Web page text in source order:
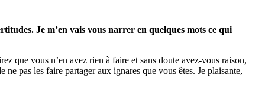
Je m’en vais vous narrer en quelques mots ce qui
que vous n’en avez rien à faire et sans doute avez-vous raison,
ne pas les faire partager aux ignares que vous êtes. Je plaisante,